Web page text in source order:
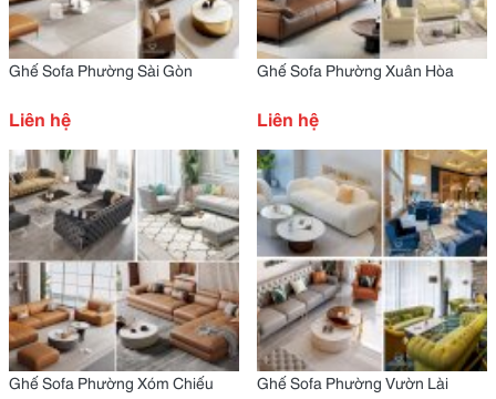
Ghế Sofa Phường Sài Gòn
Liên hệ
Ghế Sofa Phường Xuân Hòa
Liên hệ
Ghế Sofa Phường Xóm Chiếu Ghế Sofa Phường Vườn Lài